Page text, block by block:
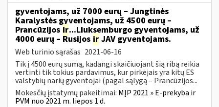
gyventojams, už 7000 eurų – Jungtinės
Karalystės gyventojams, už 4500 eurų –
Prancūzijos ir...Liuksemburgo gyventojams, už
4000 eurų – Rusijos ir JAV gyventojams.
Web turinio sąrašas 2021-06-16
Tik į 4500 eurų sumą, kadangi skaičiuojant šią ribą reikia
vertinti tik tokius pardavimus, kur pirkėjais yra kitų ES
valstybių narių gyventojai (pagal sąlygą – Prancūzijos...
Mokesčių įstatymų pakeitimai: MĮP 2021 » E-prekyba ir
PVM nuo 2021 m. liepos 1 d.